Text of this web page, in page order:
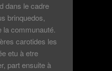
dans le cadre
brinquedos,
la communauté.
carotides les
etu à etre
part ensuite à